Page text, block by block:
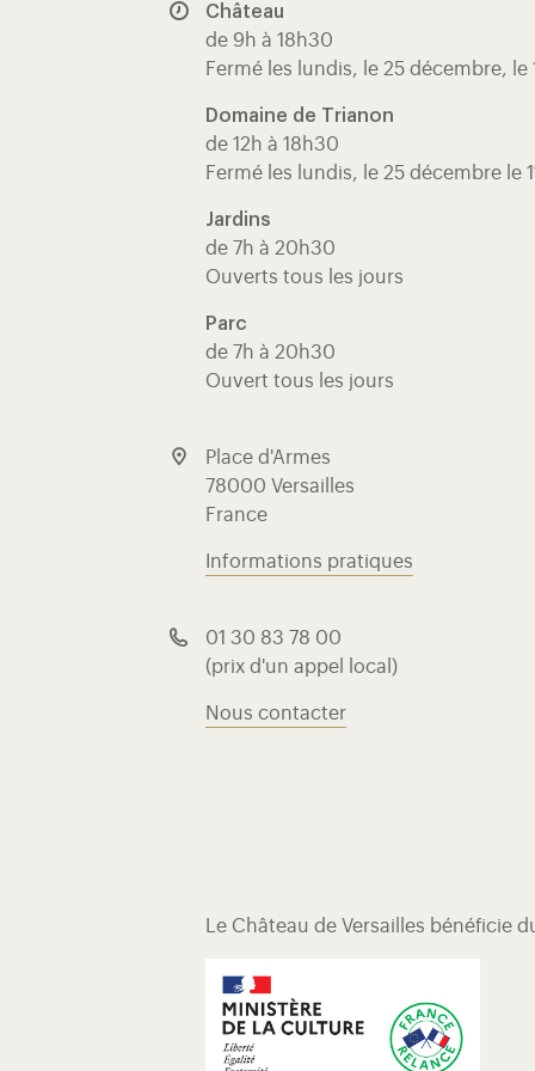
Château
de 9h à 18h30
Fermé les lundis, le 25 décembre, le 1
Domaine de Trianon
de 12h à 18h30
Fermé les lundis, le 25 décembre le 1
Jardins
de 7h à 20h30
Ouverts tous les jours
Parc
de 7h à 20h30
Ouvert tous les jours
Place d'Armes
78000 Versailles
France
Informations pratiques
01 30 83 78 00
(prix d'un appel local)
Nous contacter
Le Château de Versailles bénéficie